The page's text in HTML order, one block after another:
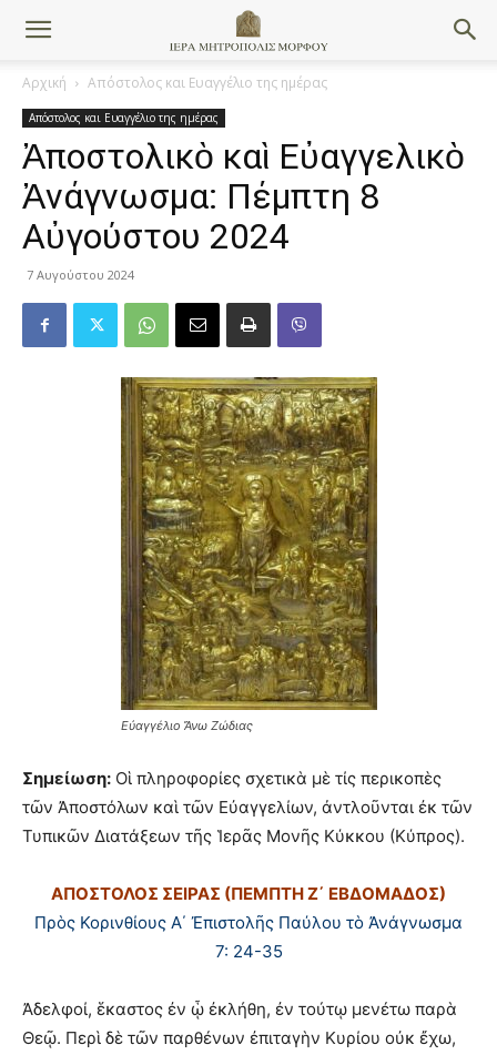
Αρχική Απόστολος και Ευαγγέλιο της ημέρας
Απόστολος και Ευαγγέλιο της ημέρας
Ἀποστολικὸ καὶ Εὐαγγελικὸ
Ἀνάγνωσμα: Πέμπτη 8
Αὐγούστου 2024
7 Αυγούστου 2024
Εὐαγγέλιο Ἄνω Ζώδιας
Σημείωση: Οἱ πληροφορίες σχετικὰ μὲ τίς περικοπὲς
τῶν Ἀποστόλων καὶ τῶν Εὐαγγελίων, ἀντλοῦνται ἐκ τῶν
Τυπικῶν Διατάξεων τῆς Ἱερᾶς Μονῆς Κύκκου (Κύπρος).
ΑΠΟΣΤΟΛΟΣ ΣΕΙΡΑΣ (ΠΕΜΠΤΗ Ζ΄ ΕΒΔΟΜΑΔΟΣ)
Πρὸς Κορινθίους Α΄ Ἐπιστολῆς Παύλου τὸ Ἀνάγνωσμα
7: 24-35
Ἀδελφοί, ἕκαστος ἐν ᾧ ἐκλήθη, ἐν τούτῳ μενέτω παρὰ
Θεῷ. Περὶ δὲ τῶν παρθένων ἐπιταγὴν Κυρίου οὐκ ἔχω,